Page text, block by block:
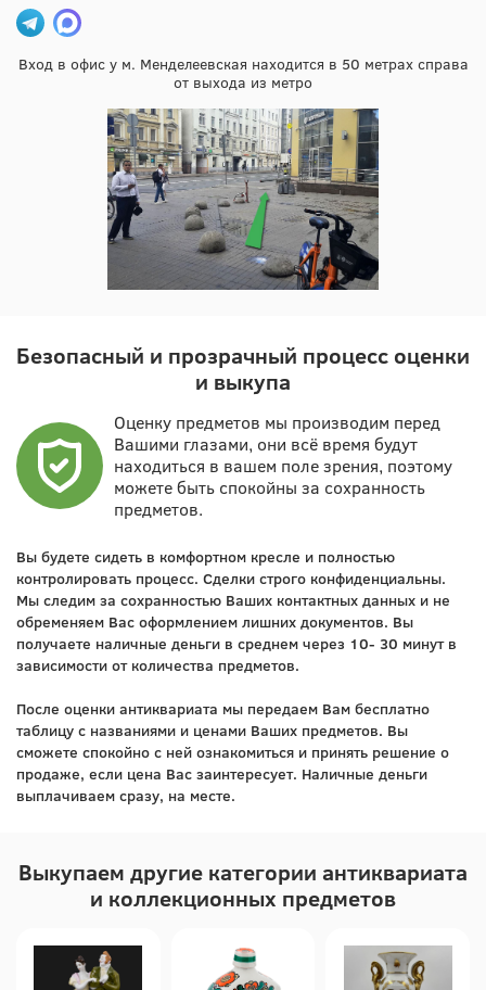
Вход в офис у м. Менделеевская находится в 50 метрах справа
от выхода из метро
Безопасный и прозрачный процесс оценки
и выкупа
Оценку предметов мы производим перед
Вашими глазами, они всё время будут
находиться в вашем поле зрения, поэтому
можете быть спокойны за сохранность
предметов.
Вы будете сидеть в комфортном кресле и полностью
контролировать процесс. Сделки строго конфиденциальны.
Мы следим за сохранностью Ваших контактных данных и не
обременяем Вас оформлением лишних документов. Вы
получаете наличные деньги в среднем через 10- 30 минут в
зависимости от количества предметов.
После оценки антиквариата мы передаем Вам бесплатно
таблицу с названиями и ценами Ваших предметов. Вы
сможете спокойно с ней ознакомиться и принять решение о
продаже, если цена Вас заинтересует. Наличные деньги
выплачиваем сразу, на месте.
Выкупаем другие категории антиквариата
и коллекционных предметов